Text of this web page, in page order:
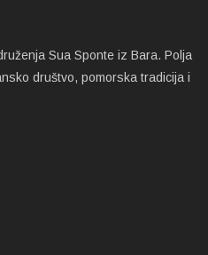
Sua Sponte iz Bara. Polja
društvo, pomorska tradicija i